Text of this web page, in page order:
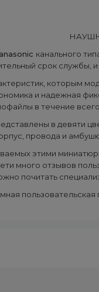
канального
срок службы,
которым
и надежная
в течение всего
в девяти
провода и
этими
много отзывов
почитать
пользовательская